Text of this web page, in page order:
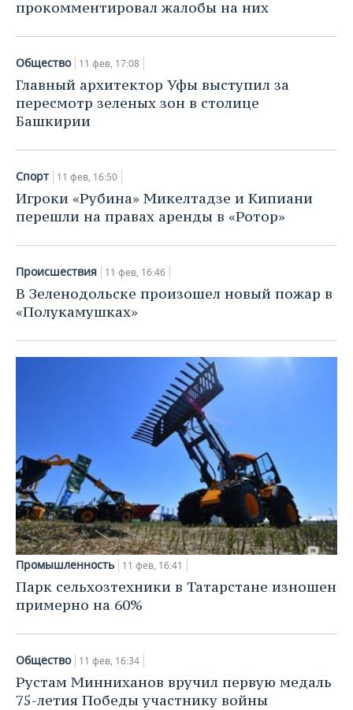
прокомментировал жалобы на них
Общество 11 фев, 17:08
Главный архитектор Уфы выступил за
пересмотр зеленых зон в столице
Башкирии
Спорт 11 фев, 16:50
Игроки «Рубина» Микелтадзе и Кипиани
перешли на правах аренды в «Ротор»
Происшествия 11 фев, 16:46
В Зеленодольске произошел новый пожар в
«Полукамушках»
Промышленность 11 фев, 16:41
Парк сельхозтехники в Татарстане изношен
примерно на 60%
Общество 11 фев, 16:34
Рустам Минниханов вручил первую медаль
75-летия Победы участнику войны